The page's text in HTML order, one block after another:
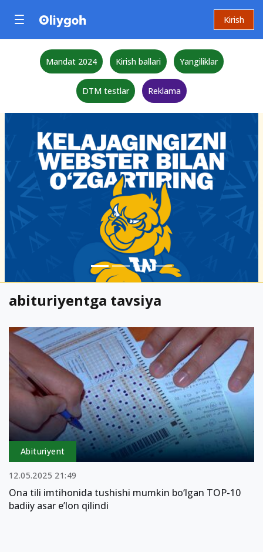
Kirish
Mandat 2024 Kirish ballari Yangiliklar
DTM testlar Reklama
abituriyentga tavsiya
Abituriyent
12.05.2025 21:49
Ona tili imtihonida tushishi mumkin bo‘lgan TOP-10
badiiy asar e’lon qilindi